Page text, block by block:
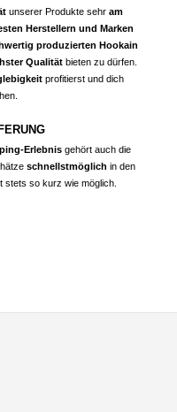
unserer Produkte sehr am
Herstellern und Marken
produzierten Hookain
Qualität bieten zu dürfen.
profitierst und dich
Erlebnis gehört auch die
schnellstmöglich in den
stets so kurz wie möglich.